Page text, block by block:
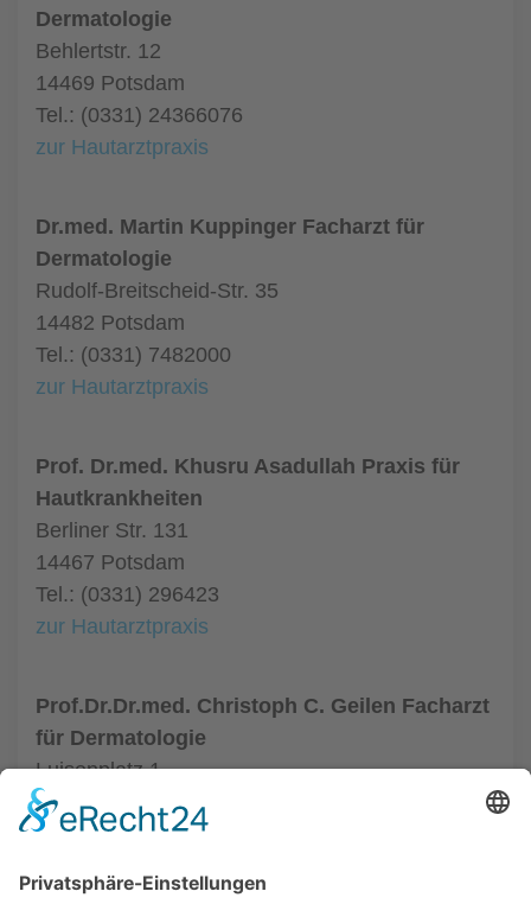
Dermatologie
Behlertstr. 12
14469 Potsdam
Tel.: (0331) 24366076
zur Hautarztpraxis
Dr.med. Martin Kuppinger Facharzt für
Dermatologie
Rudolf-Breitscheid-Str. 35
14482 Potsdam
Tel.: (0331) 7482000
zur Hautarztpraxis
Prof. Dr.med. Khusru Asadullah Praxis für
Hautkrankheiten
Berliner Str. 131
14467 Potsdam
Tel.: (0331) 296423
zur Hautarztpraxis
Prof.Dr.Dr.med. Christoph C. Geilen Facharzt
für Dermatologie
Luisenplatz 1
14471 Potsdam
Tel.: (0331) 97923023